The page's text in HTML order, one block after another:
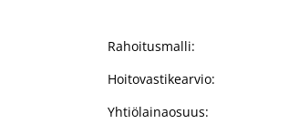
Rahoitusmalli:
Hoitovastikearvio:
Yhtiölainaosuus: